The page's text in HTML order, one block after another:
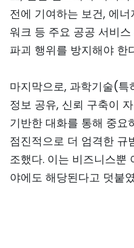
전에 기여하는 보건, 에
워크 등 주요 공공 서비
파괴 행위를 방지해야 한
마지막으로, 과학기술(
정보 공유, 신뢰 구축이
기반한 대화를 통해 중요
점진적으로 더 엄격한 규
조했다. 이는 비즈니스뿐
야에도 해당된다고 덧붙